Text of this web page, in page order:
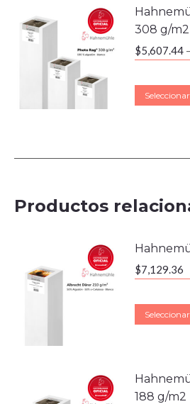
308 g/m2
$5,607.44 –
Productos
$7,129.36
188 g/m2